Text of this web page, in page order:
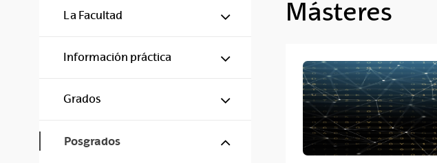
La Facultad Mostrar/ocultar subpáginas
Información práctica Mostrar/ocultar subpáginas
Grados Mostrar/ocultar subpáginas
Posgrados Mostrar/ocultar subpáginas
Másteres